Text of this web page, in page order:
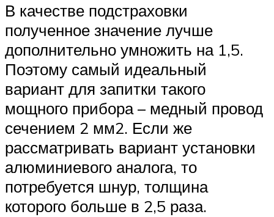
В качестве подстраховки
полученное значение лучше
дополнительно умножить на 1,5.
Поэтому самый идеальный
вариант для запитки такого
мощного прибора – медный провод
сечением 2 мм2. Если же
рассматривать вариант установки
алюминиевого аналога, то
потребуется шнур, толщина
которого больше в 2,5 раза.